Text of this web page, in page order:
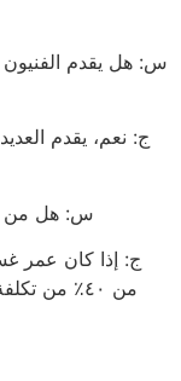
س: هل يقدم
ج: نعم، يقدم
س: هل من
من ٤٠٪ من